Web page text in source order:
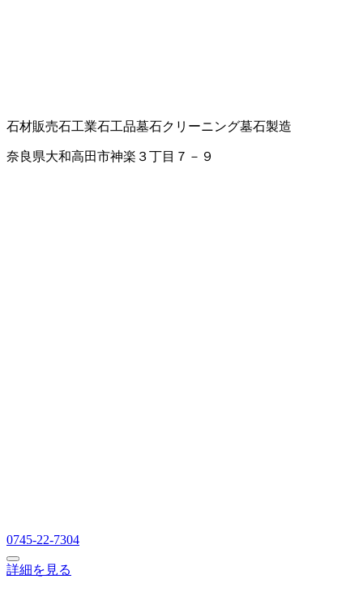
石材販売石工業石工品墓石クリーニング墓石製造
奈良県大和高田市神楽３丁目７－９
0745-22-7304
詳細を見る